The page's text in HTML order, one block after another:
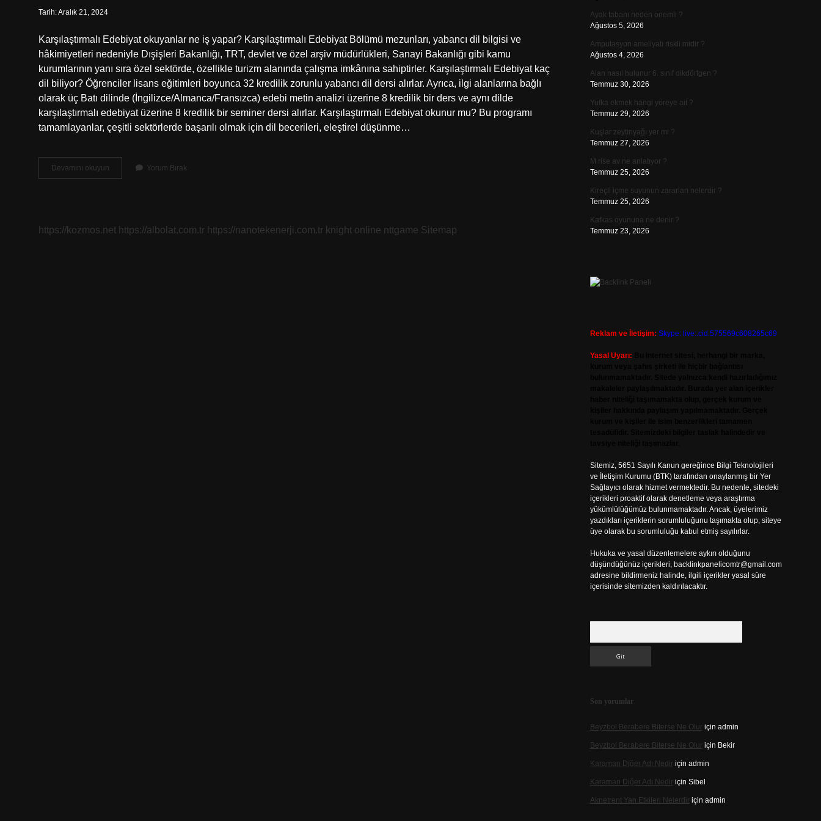
Tarih: Aralık 21, 2024
Karşılaştırmalı Edebiyat okuyanlar ne iş yapar? Karşılaştırmalı Edebiyat Bölümü mezunları, yabancı dil bilgisi ve
hâkimiyetleri nedeniyle Dışişleri Bakanlığı, TRT, devlet ve özel arşiv müdürlükleri, Sanayi Bakanlığı gibi kamu
kurumlarının yanı sıra özel sektörde, özellikle turizm alanında çalışma imkânına sahiptirler. Karşılaştırmalı Edebiyat kaç
dil biliyor? Öğrenciler lisans eğitimleri boyunca 32 kredilik zorunlu yabancı dil dersi alırlar. Ayrıca, ilgi alanlarına bağlı
olarak üç Batı dilinde (İngilizce/Almanca/Fransızca) edebi metin analizi üzerine 8 kredilik bir ders ve aynı dilde
karşılaştırmalı edebiyat üzerine 8 kredilik bir seminer dersi alırlar. Karşılaştırmalı Edebiyat okunur mu? Bu programı
tamamlayanlar, çeşitli sektörlerde başarılı olmak için dil becerileri, eleştirel düşünme…
Devamını okuyun Karşılaştırmalı
Edebiyat
Yorum Bırak
https://kozmos.net https://albolat.com.tr https://nanotekenerji.com.tr knight online nttgame Sitemap
Ayak tabanı neden önemli ?
Ağustos 5, 2026
Amputasyon ameliyatı riskli midir ?
Ağustos 4, 2026
Alan nasıl bulunur 6. sınıf dikdörtgen ?
Temmuz 30, 2026
Yufka ekmek hangi yöreye ait ?
Temmuz 29, 2026
Kuşlar zeytinyağı yer mi ?
Temmuz 27, 2026
M rise av ne anlatıyor ?
Temmuz 25, 2026
Kireçli içme suyunun zararları nelerdir ?
Temmuz 25, 2026
Kafkas oyununa ne denir ?
Temmuz 23, 2026
Reklam ve İletişim: Skype: live:.cid.575569c608265c69
Yasal Uyarı:
Sitemiz, 5651 Sayılı Kanun gereğince Bilgi Teknolojileri
ve İletişim Kurumu (BTK) tarafından onaylanmış bir Yer
Sağlayıcı olarak hizmet vermektedir. Bu nedenle, sitedeki
içerikleri proaktif olarak denetleme veya araştırma
yükümlülüğümüz bulunmamaktadır. Ancak, üyelerimiz
yazdıkları içeriklerin sorumluluğunu taşımakta olup, siteye
üye olarak bu sorumluluğu kabul etmiş sayılırlar.
Hukuka ve yasal düzenlemelere aykırı olduğunu
düşündüğünüz içerikleri, backlinkpanelicomtr@gmail.com
adresine bildirmeniz halinde, ilgili içerikler yasal süre
içerisinde sitemizden kaldırılacaktır.
Son yorumlar
Beyzbol Berabere Biterse Ne Oluriçin admin
Beyzbol Berabere Biterse Ne Oluriçin Bekir
Karaman Diğer Adı Nediriçin admin
Karaman Diğer Adı Nediriçin Sibel
Aknetrent Yan Etkileri Nelerdiriçin admin